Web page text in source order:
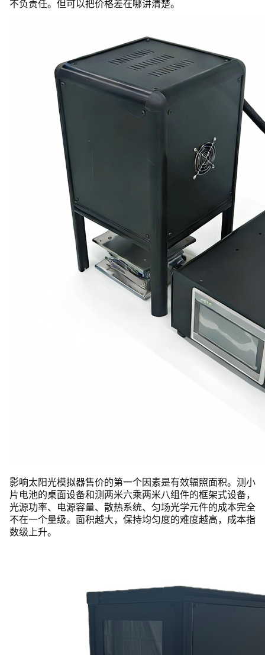
不负责任。但可以把价格差在哪讲清楚。
影响太阳光模拟器售价的第一个因素是有效辐照面积。测小
片电池的桌面设备和测两米六乘两米八组件的框架式设备，
光源功率、电源容量、散热系统、匀场光学元件的成本完全
不在一个量级。面积越大，保持均匀度的难度越高，成本指
数级上升。